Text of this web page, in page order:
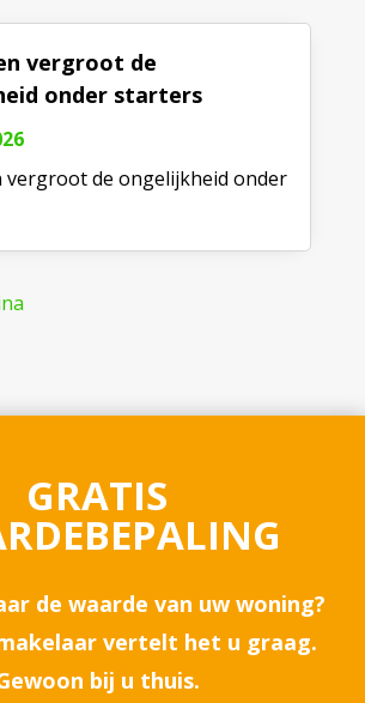
vergroot de
onder starters
vergroot de ongelijkheid onder
GRATIS
de waarde van uw woning?
vertelt het u graag.
bij u thuis.